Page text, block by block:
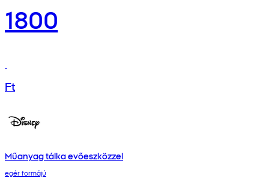
1800
Ft
Műanyag tálka evőeszközzel
egér formájú